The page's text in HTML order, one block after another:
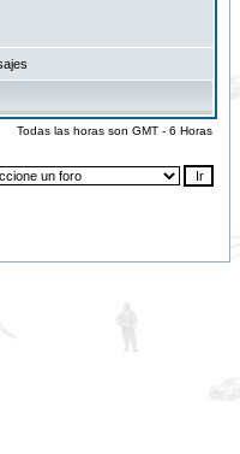
Todas las horas son GMT - 6 Horas